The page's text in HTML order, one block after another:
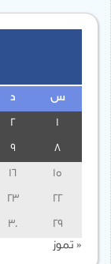
س
15
16
22
23
29
30
« تموز